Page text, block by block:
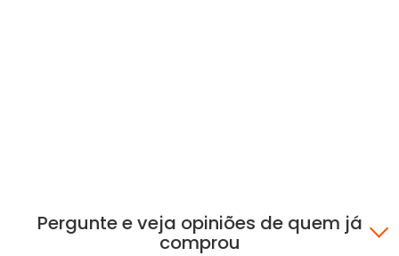
Pergunte e veja opiniões de quem já
comprou